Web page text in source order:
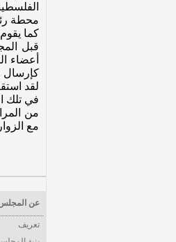
محطة
كما
قبل
أعضاء
كإرسال
من
مع
عن
تعريف